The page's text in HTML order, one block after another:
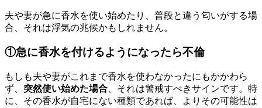
夫や妻が急に香水を使い始めたり、普段と違う匂いがする場
合、それは浮気の兆候かもしれません。
①急に香水を付けるようになったら不倫
もしも夫や妻がこれまで香水を使わなかったにもかかわら
ず、 突然使い始めた場合 、それは警戒すべきサインです。特
に、その香水が自宅にない種類であれば、よりその可能性は